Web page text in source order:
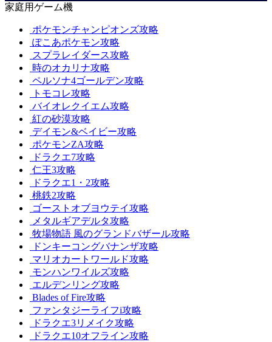
家庭用ゲーム機
ポケモンチャンピオンズ攻略
ぽこあポケモン攻略
スプラレイダース攻略
時のオカリナ攻略
ペルソナ4ゴールデン攻略
トモコレ攻略
バイオレクイエム攻略
紅の砂漠攻略
デイモン&ベイビー攻略
ポケモンZA攻略
ドラクエ7攻略
仁王3攻略
ドラクエ1・2攻略
桃鉄2攻略
ゴーストオブヨウテイ攻略
メタルギアデルタ攻略
牧場物語 風のグランドバザール攻略
ドンキーコングバナンザ攻略
マリオカートワールド攻略
モンハンワイルズ攻略
エルデンリング攻略
Blades of Fire攻略
ファンタジーライフi攻略
ドラクエ3リメイク攻略
ドラクエ10オフライン攻略